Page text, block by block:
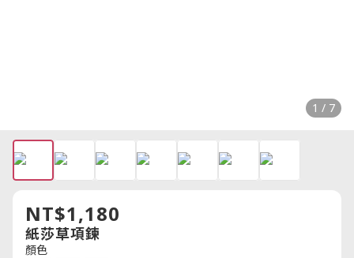
1 / 7
NT$1,180
紙莎草項鍊
顏色